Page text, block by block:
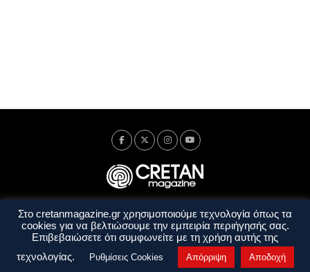
Ταυτότητα Πολιτική Απορρήτου
Όροι Χρήσης
Όροι και Προϋποθέσεις
Στο cretanmagazine.gr χρησιμοποιούμε τεχνολογία όπως τα
cookies για να βελτιώσουμε την εμπειρία περιήγησής σας.
Επιβεβαιώσετε ότι συμφωνείτε με τη χρήση αυτής της
τεχνολογίας.
Ρυθμίσεις Cookies Απόρριψη Αποδοχή